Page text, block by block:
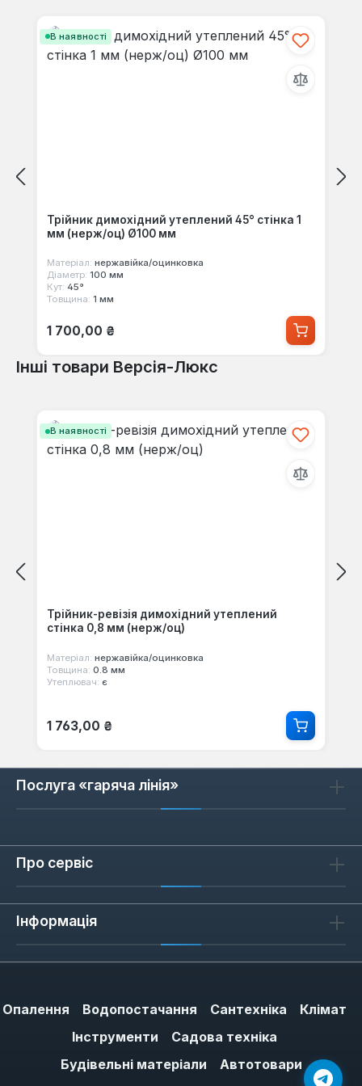
В наявності
Трійник димохідний утеплений 45° стінка 1
мм (нерж/оц) Ø100 мм
Матеріал: нержавійка/оцинковка
Діаметр: 100 мм
Кут: 45°
Товщина: 1 мм
Звичайна ціна:
1 700,00 ₴
Інші товари Версія-Люкс
В наявності
Трійник-ревізія димохідний утеплений
стінка 0,8 мм (нерж/оц)
Матеріал: нержавійка/оцинковка
Товщина: 0.8 мм
Утеплювач: є
Звичайна ціна:
1 763,00 ₴
Послуга «гаряча лінія»
Про сервіс
Інформація
Опалення Водопостачання Сантехніка
Клімат
Інструменти
Садова техніка
Будівельні матеріали
Автотовари